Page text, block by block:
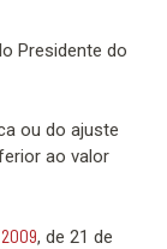
Presidente do
ou do ajuste
ao valor
, de 21 de